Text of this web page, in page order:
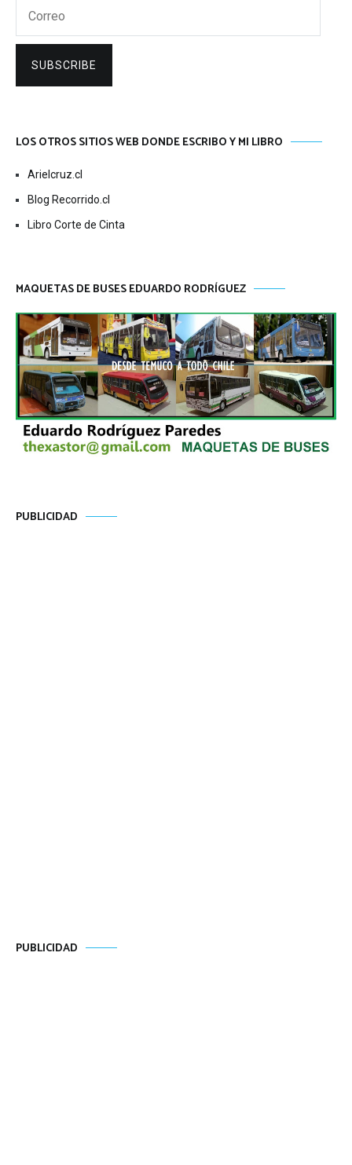
SUBSCRIBE
LOS OTROS SITIOS WEB DONDE ESCRIBO Y MI LIBRO
Arielcruz.cl
Blog Recorrido.cl
Libro Corte de Cinta
MAQUETAS DE BUSES EDUARDO RODRÍGUEZ
PUBLICIDAD
PUBLICIDAD